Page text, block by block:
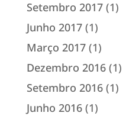
Setembro 2017(1)
Junho 2017(1)
Março 2017(1)
Dezembro 2016(1)
Setembro 2016(1)
Junho 2016(1)